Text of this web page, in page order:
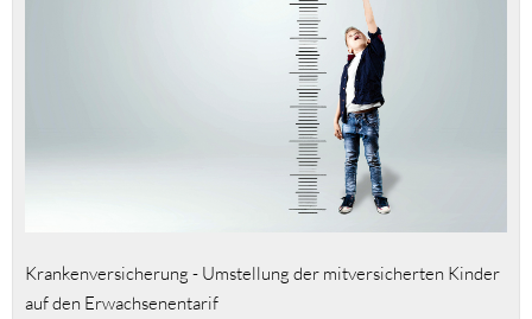
Krankenversicherung - Umstellung der mitversicherten Kinder
auf den Erwachsenentarif